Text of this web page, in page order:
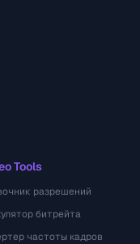
Tools
разрешений
битрейта
частоты кадров